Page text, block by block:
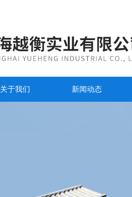
关于我们 新闻动态